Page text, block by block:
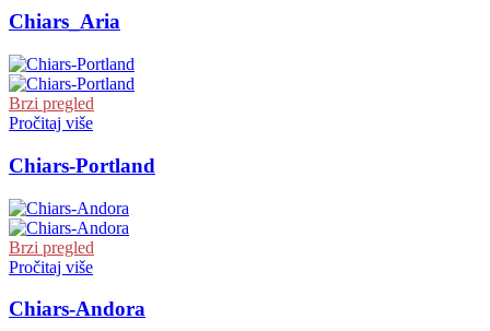
Chiars_Aria
Brzi pregled
Pročitaj više
Chiars-Portland
Brzi pregled
Pročitaj više
Chiars-Andora